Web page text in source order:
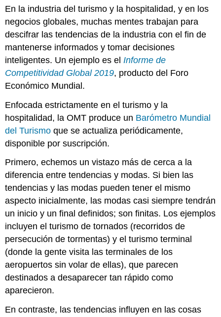
Tendencias
sociales
y
culturales
Viajar
como
tiempo
vincularse
Poblaciones
y
migración
global
creciente
y
oportunidades
Experiencias
de
consumo
Tendencias
Tecnológicas
Tecnología
Móvil
Turismo
Inteligente
inmersiva
En la industria del turismo y la hospitalidad, y en los
negocios globales, muchas mentes trabajan para
descifrar las tendencias de la industria con el fin de
mantenerse informados y tomar decisiones
inteligentes. Un ejemplo es el Informe de
Competitividad Global 2019, producto del Foro
Económico Mundial.
Enfocada estrictamente en el turismo y la
hospitalidad, la OMT produce un Barómetro Mundial
del Turismo que se actualiza periódicamente,
disponible por suscripción.
Primero, echemos un vistazo más de cerca a la
diferencia entre tendencias y modas. Si bien las
tendencias y las modas pueden tener el mismo
aspecto inicialmente, las modas casi siempre tendrán
un inicio y un final definidos; son finitas. Los ejemplos
incluyen el turismo de tornados (recorridos de
persecución de tormentas) y el turismo terminal
(donde la gente visita las terminales de los
aeropuertos sin volar de ellas), que parecen
destinados a desaparecer tan rápido como
aparecieron.
En contraste, las tendencias influyen en las cosas